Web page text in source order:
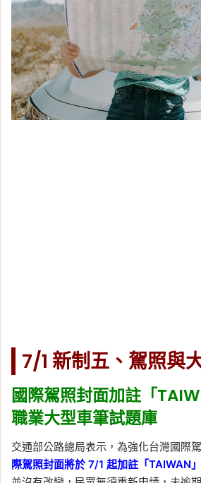
7/1 新制五、駕照與
國際駕照封面加註「
職業大型車筆試題庫
交通部公路總局表示，為強化台灣國際
際駕照封面將於 7/1 起加註「TAIWAN」